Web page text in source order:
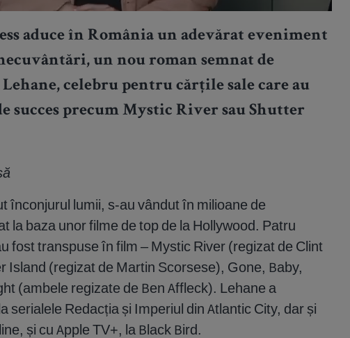
aduce în România un adevărat eveniment
un nou roman semnat de
celebru pentru cărțile sale care au
succes precum Mystic River sau Shutter
înconjurul lumii, s-au vândut în milioane de
la baza unor filme de top de la Hollywood. Patru
fost transpuse în film – Mystic River (regizat de Clint
Island (regizat de Martin Scorsese), Gone, Baby,
(ambele regizate de Ben Affleck). Lehane a
serialele Redacția și Imperiul din Atlantic City, dar și
și cu Apple TV+, la Black Bird.